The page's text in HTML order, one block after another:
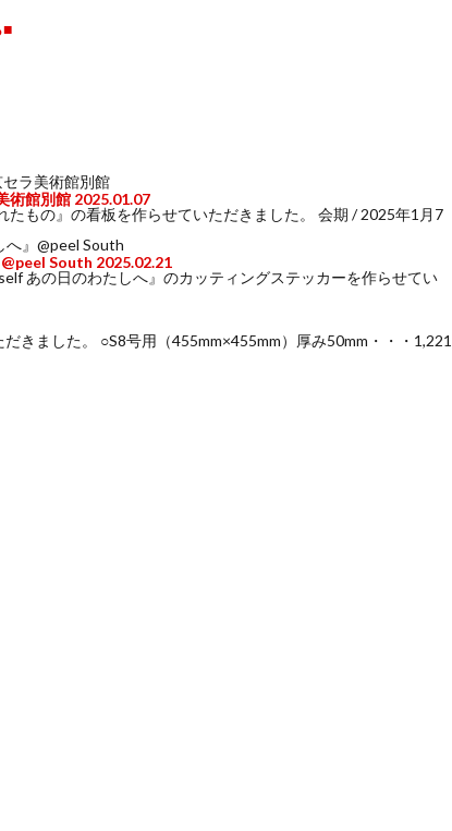
■
術館別館 2025.01.07
もの』の看板を作らせていただきました。 会期 / 2025年1月7
South 2025.02.21
あの日のわたしへ』のカッティングステッカーを作らせてい
きました。 ○S8号用（455mm×455mm）厚み50mm・・・1,221